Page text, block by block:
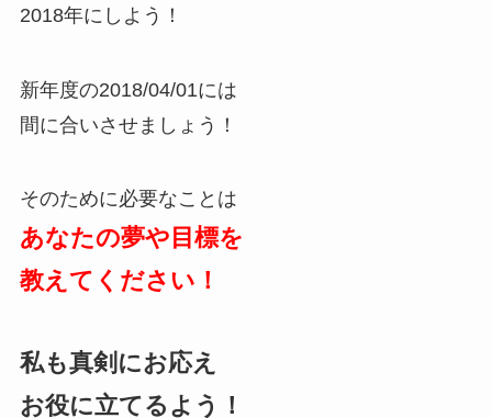
2018年にしよう！
新年度の2018/04/01には
間に合いさせましょう！
そのために必要なことは
あなたの夢や目標を
教えてください！
私も真剣にお応え
お役に立てるよう！